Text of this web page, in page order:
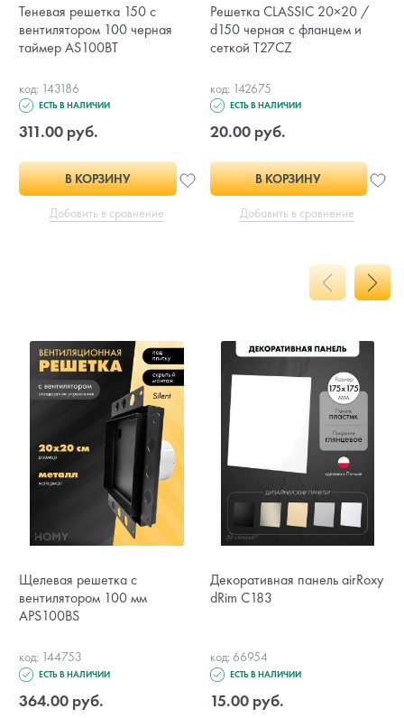
Теневая решетка 150 с
вентилятором 100 черная
таймер AS100BT
код: 143186
ЕСТЬ В НАЛИЧИИ
311.00 руб.
В КОРЗИНУ
Добавить в сравнение
Решетка CLASSIC 20×20 /
d150 черная с фланцем и
сеткой T27CZ
код: 142675
ЕСТЬ В НАЛИЧИИ
20.00 руб.
В КОРЗИНУ
Добавить в сравнение
Щелевая решетка с
вентилятором 100 мм
APS100BS
код: 144753
ЕСТЬ В НАЛИЧИИ
364.00 руб.
Декоративная панель airRoxy
dRim C183
код: 66954
ЕСТЬ В НАЛИЧИИ
15.00 руб.